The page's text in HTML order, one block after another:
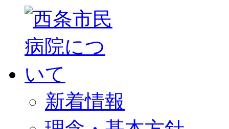
新着情報